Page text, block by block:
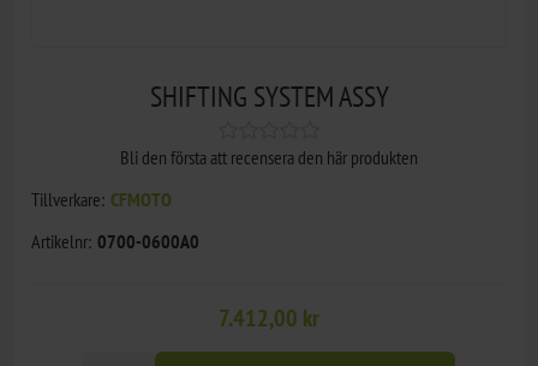
SHIFTING SYSTEM ASSY
Bli den första att recensera den här produkten
Tillverkare: CFMOTO
Artikelnr: 0700-0600A0
7.412,00 kr